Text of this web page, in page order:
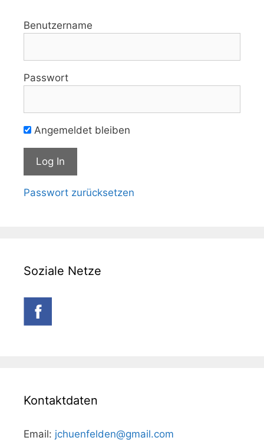
Benutzername
Passwort
Angemeldet bleiben
Passwort zurücksetzen
Soziale Netze
Kontaktdaten
Email: jchuenfelden@gmail.com